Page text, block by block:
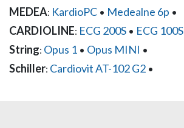
MEDEA: KardioPC • Medealne 6p •
CARDIOLINE: ECG 200S • ECG 100S
String: Opus 1 • Opus MINI •
Schiller: Cardiovit AT-102 G2 •